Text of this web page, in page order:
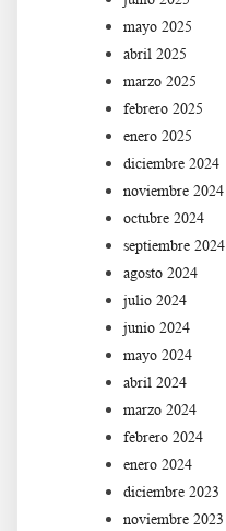
mayo 2025
abril 2025
marzo 2025
febrero 2025
enero 2025
diciembre 2024
noviembre 2024
octubre 2024
septiembre 2024
agosto 2024
julio 2024
junio 2024
mayo 2024
abril 2024
marzo 2024
febrero 2024
enero 2024
diciembre 2023
noviembre 2023